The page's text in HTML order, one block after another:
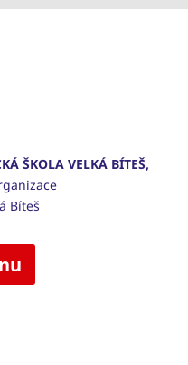
ŠKOLA VELKÁ BÍTEŠ,
Bíteš